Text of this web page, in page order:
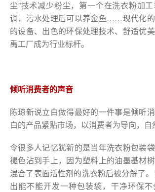
尘”技术减少粉尘，第一个在洗衣粉加
调，污水处理后可以养金鱼……现代化
的设备、出色的环保处理技术、舒适优
禹工厂成为行业标杆。
倾听消费者的声音
陈琼新说立白做得最好的一件事是倾听
白的产品紧贴市场，以消费者为导向，自
令很多人记忆犹新的是当年洗衣粉包装
褪色沾到手上，因为塑料上的油墨基材
混合了表面活性剂的洗衣粉后被分解了
出能不能开发一种包装袋，干净环保